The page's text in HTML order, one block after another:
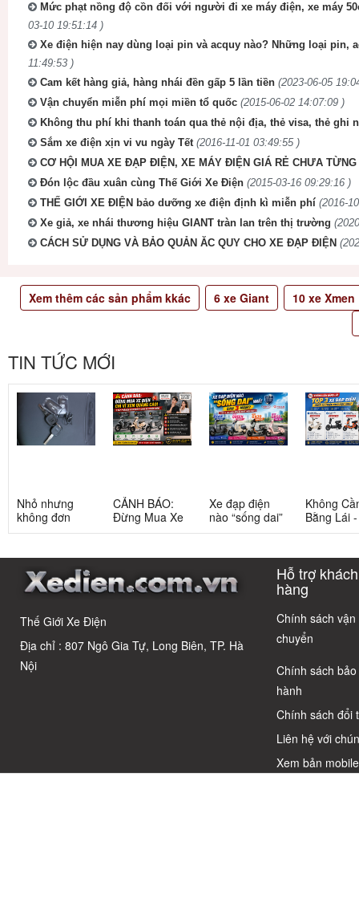
Mức phạt nồng độ cồn đối với người đi xe máy điện, xe máy
03-10 19:51:14 )
Xe điện hiện nay dùng loại pin và acquy nào? Những loại pin,
11:49:53 )
Cam kết hàng giả, hàng nhái đền gấp 5 lần tiền (2023-06-05
Vận chuyển miễn phí mọi miền tổ quốc (2015-06-02 14:07:09 )
Không thu phí khi thanh toán qua thẻ nội địa, thẻ visa, thẻ ghi
Sắm xe điện xịn vi vu ngày Tết (2016-11-01 03:49:55 )
CƠ HỘI MUA XE ĐẠP ĐIỆN, XE MÁY ĐIỆN GIÁ RẺ CHƯA TỪNG
Đón lộc đầu xuân cùng Thế Giới Xe Điện (2015-03-16 09:29:16 )
THẾ GIỚI XE ĐIỆN bảo dưỡng xe điện định kì miễn phí (2016-
Xe giả, xe nhái thương hiệu GIANT tràn lan trên thị trường
CÁCH SỬ DỤNG VÀ BẢO QUẢN ĂC QUY CHO XE ĐẠP ĐIỆN
Xem thêm các sản phẩm kkác 6xe Giant 10xe Xmen
TIN TỨC MỚI
Nhỏ nhưng
không đơn
giản: Sự thật
học sinh cấp 2
CẢNH BÁO:
Đừng Mua Xe
Điện Chỉ Vì
Cáo! 5 Bẫy
Quyết Chọn Xe
Chuẩn Chỉnh
Xe đạp điện
nào “sống dai”
nhất sau 5
có câu trả lời
Không
Bằng Lái
3 Xe Đạp
Cho Học
Thế Giới Xe Điện
Địa chỉ : 807 Ngô Gia Tự, Long Biên, TP. Hà
Nội
Hỗ trợ khách
hàng
Chính sách vận
chuyển
Chính sách bảo
hành
Chính sách đổi
Liên hệ với
Xem bản